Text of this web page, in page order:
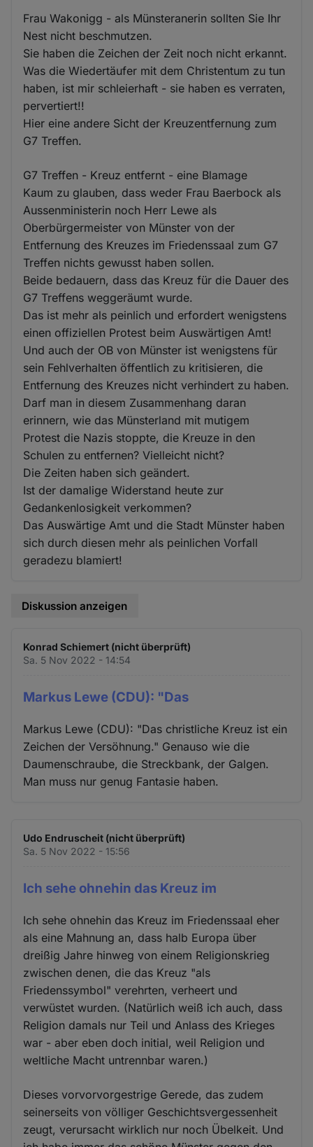
Frau Wakonigg - als Münsteranerin sollten Sie Ihr
Nest nicht beschmutzen.
Sie haben die Zeichen der Zeit noch nicht erkannt.
Was die Wiedertäufer mit dem Christentum zu tun
haben, ist mir schleierhaft - sie haben es verraten,
pervertiert!!
Hier eine andere Sicht der Kreuzentfernung zum
G7 Treffen.
G7 Treffen - Kreuz entfernt - eine Blamage
Kaum zu glauben, dass weder Frau Baerbock als
Aussenministerin noch Herr Lewe als
Oberbürgermeister von Münster von der
Entfernung des Kreuzes im Friedenssaal zum G7
Treffen nichts gewusst haben sollen.
Beide bedauern, dass das Kreuz für die Dauer des
G7 Treffens weggeräumt wurde.
Das ist mehr als peinlich und erfordert wenigstens
einen offiziellen Protest beim Auswärtigen Amt!
Und auch der OB von Münster ist wenigstens für
sein Fehlverhalten öffentlich zu kritisieren, die
Entfernung des Kreuzes nicht verhindert zu haben.
Darf man in diesem Zusammenhang daran
erinnern, wie das Münsterland mit mutigem
Protest die Nazis stoppte, die Kreuze in den
Schulen zu entfernen? Vielleicht nicht?
Die Zeiten haben sich geändert.
Ist der damalige Widerstand heute zur
Gedankenlosigkeit verkommen?
Das Auswärtige Amt und die Stadt Münster haben
sich durch diesen mehr als peinlichen Vorfall
geradezu blamiert!
Diskussion anzeigen
Konrad Schiemert (nicht überprüft)
Sa. 5 Nov 2022 - 14:54
Markus Lewe (CDU): "Das
Markus Lewe (CDU): "Das christliche Kreuz ist ein
Zeichen der Versöhnung." Genauso wie die
Daumenschraube, die Streckbank, der Galgen.
Man muss nur genug Fantasie haben.
Udo Endruscheit (nicht überprüft)
Sa. 5 Nov 2022 - 15:56
Ich sehe ohnehin das Kreuz im
Ich sehe ohnehin das Kreuz im Friedenssaal eher
als eine Mahnung an, dass halb Europa über
dreißig Jahre hinweg von einem Religionskrieg
zwischen denen, die das Kreuz "als
Friedenssymbol" verehrten, verheert und
verwüstet wurden. (Natürlich weiß ich auch, dass
Religion damals nur Teil und Anlass des Krieges
war - aber eben doch initial, weil Religion und
weltliche Macht untrennbar waren.)
Dieses vorvorvorgestrige Gerede, das zudem
seinerseits von völliger Geschichtsvergessenheit
zeugt, verursacht wirklich nur noch Übelkeit. Und